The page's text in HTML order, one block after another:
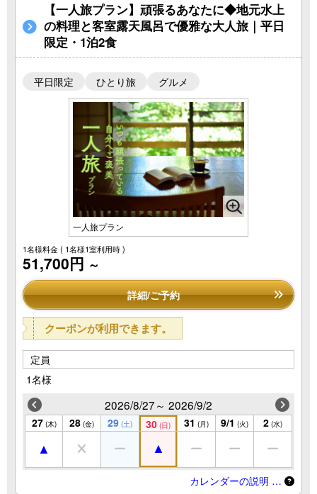
【一人旅プラン】頑張るあなたに◆地元水上
の料理と客室露天風呂で優雅な大人旅｜平日
限定・1泊2食
平日限定 ひとり旅 グルメ
一人旅プラン
1名様料金( 1名様1室利用時 )
51,700円 ～
詳細/ご予約
クーポンが利用できます。
定員
1名様
2026/8/27～ 2026/9/2
27 (木) 28 (金) 29 (土) 30 (日) 31 (月) 9/1 (火) 2 (水)
カレンダーの説明 …